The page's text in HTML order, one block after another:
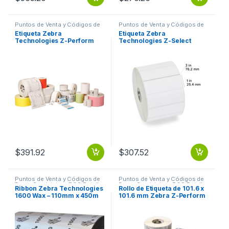
Puntos de Venta y Códigos de
Barra Suministros POS Retail y
Auto ID
Etiqueta Zebra
Technologies Z-Perform
$391.92
Puntos de Venta y Códigos de
Barra Suministros POS Retail y
Auto ID
Etiqueta Zebra
Technologies Z-Select
$307.52
Puntos de Venta y Códigos de
Barra Suministros POS Retail y
Auto ID
Ribbon Zebra Technologies
1600 Wax – 110mm x 450m
CORE
Puntos de Venta y Códigos de
Barra Suministros POS Retail y
Auto ID
Rollo de Etiqueta de 101.6 x
101.6 mm Zebra Z-Perform
Z-PERFORM